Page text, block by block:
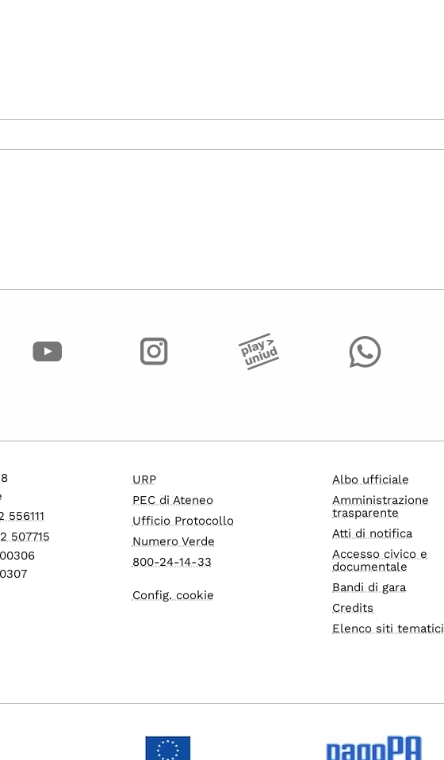
507715
URP
PEC di Ateneo
Ufficio Protocollo
Numero Verde
800-24-14-33
Config. cookie
Albo ufficiale
Amministrazione
trasparente
Atti di notifica
Accesso civico e
documentale
Bandi di gara
Credits
Elenco siti tematici